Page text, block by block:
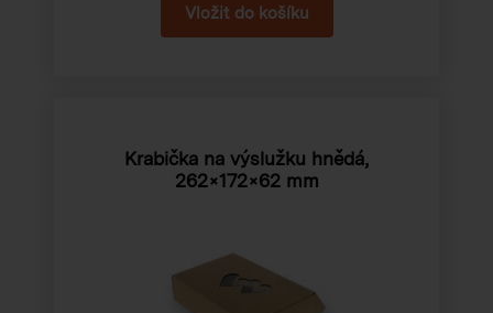
Krabička na výslužku hnědá,
262×172×62 mm